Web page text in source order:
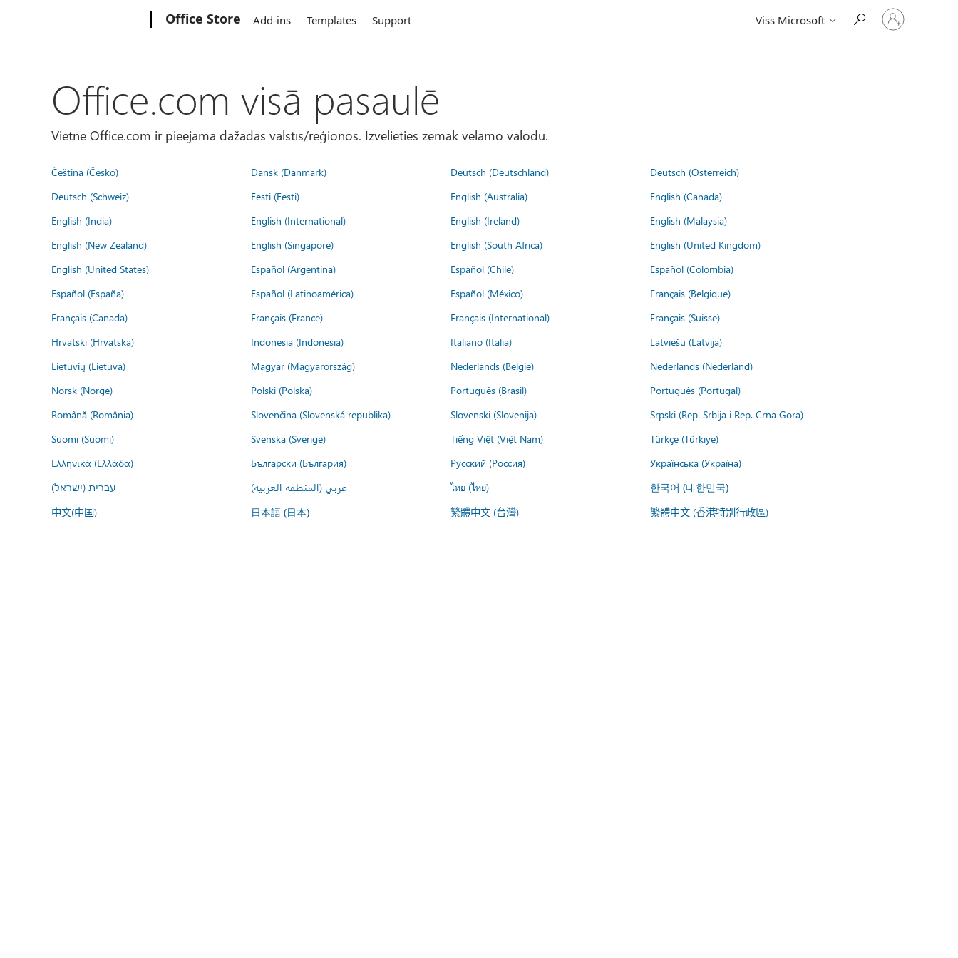
Office Store Add-ins Templates Support Viss Microsoft
Pierakstieties
savā
kontā
Office.com visā pasaulē
Vietne Office.com ir pieejama dažādās valstīs/reģionos. Izvēlieties zemāk vēlamo valodu.
Čeština (Česko) Dansk (Danmark) Deutsch (Deutschland)
Deutsch (Österreich)
Deutsch (Schweiz)
Eesti (Eesti) English (Australia)
English (Canada)
English (India)
English (International) English (Ireland)
English (Malaysia)
English (New Zealand)
English (Singapore) English (South Africa)
English (United Kingdom)
English (United States)
Español (Argentina) Español (Chile)
Español (Colombia)
Español (España)
Español (Latinoamérica) Español (México)
Français (Belgique)
Français (Canada)
Français (France) Français (International)
Français (Suisse)
Hrvatski (Hrvatska)
Indonesia (Indonesia) Italiano (Italia)
Latviešu (Latvija)
Lietuvių (Lietuva)
Magyar (Magyarország) Nederlands (België)
Nederlands (Nederland)
Norsk (Norge)
Polski (Polska) Português (Brasil)
Português (Portugal)
Română (România)
Slovenčina (Slovenská republika) Slovenski (Slovenija)
Srpski (Rep. Srbija i Rep. Crna Gora)
Suomi (Suomi)
Svenska (Sverige) Tiếng Việt (Việt Nam)
Türkçe (Türkiye)
Ελληνικά (Ελλάδα)
Български (България) Русский (Россия)
Українська (Україна)
עברית (ישראל)
عربي (المنطقة العربية) ไทย (ไทย) 한국어 (대한민국)
中文(中国) 日本語 (日本) 繁體中文 (台灣) 繁體中文 (香港特別行政區)